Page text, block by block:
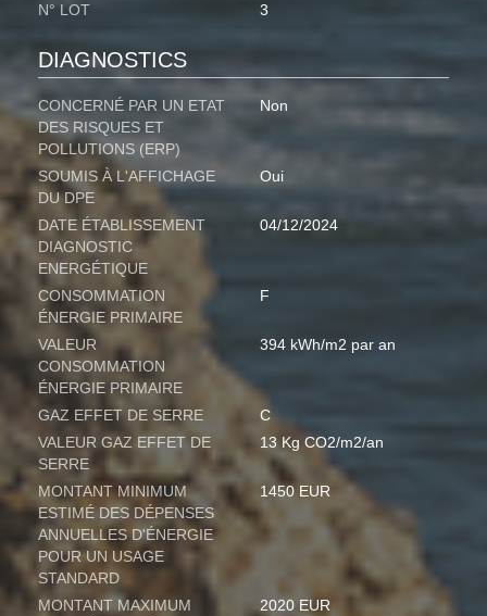
N° LOT 3
DIAGNOSTICS
CONCERNÉ PAR UN ETAT
DES RISQUES ET
POLLUTIONS (ERP)
Non
SOUMIS À L'AFFICHAGE
DU DPE
Oui
DATE ÉTABLISSEMENT
DIAGNOSTIC
ENERGÉTIQUE
04/12/2024
CONSOMMATION
ÉNERGIE PRIMAIRE
F
VALEUR
CONSOMMATION
ÉNERGIE PRIMAIRE
394 kWh/m2 par an
GAZ EFFET DE SERRE
C
VALEUR GAZ EFFET DE
SERRE
13 Kg CO2/m2/an
MONTANT MINIMUM
ESTIMÉ DES DÉPENSES
ANNUELLES D'ÉNERGIE
POUR UN USAGE
STANDARD
1450 EUR
MONTANT MAXIMUM
2020 EUR